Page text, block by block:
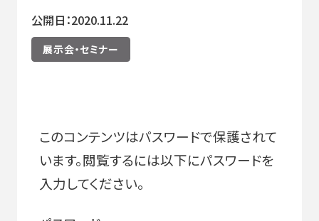
公開日：2020.11.22
展示会・セミナー
このコンテンツはパスワードで保護されて
います。閲覧するには以下にパスワードを
入力してください。